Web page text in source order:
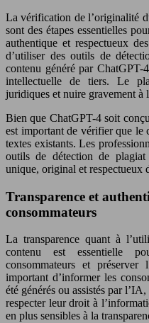
La vérification de l’originalité
sont des étapes essentielles
authentique et respectueux
d’utiliser des outils de
contenu généré par
intellectuelle de tiers. Le
juridiques et nuire gravement à
Bien que ChatGPT-4 soit
est important de vérifier que le
textes existants. Les
outils de détection de
unique, original et respectueux
Transparence et
consommateurs
La transparence quant à
contenu est essentielle
consommateurs et
important d’informer les
été générés ou assistés par
respecter leur droit à
en plus sensibles à la